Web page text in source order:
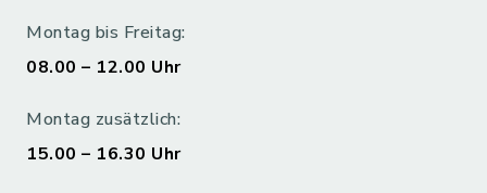
Montag bis Freitag:
08.00 – 12.00 Uhr
Montag zusätzlich:
15.00 – 16.30 Uhr